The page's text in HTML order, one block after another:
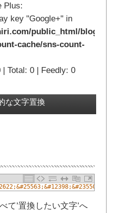
Plus:
key "Google+" in
public_html/
cache/sns-count-
Total: 0 | Feedly: 0
な文字置換
て’置換したい文字’へ